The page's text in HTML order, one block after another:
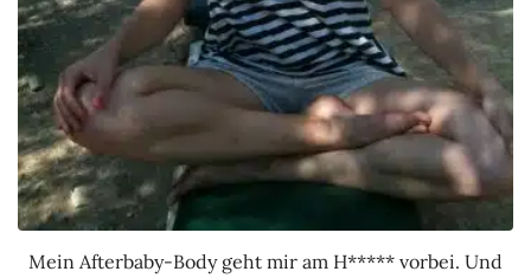
Mein Afterbaby-Body geht mir am H***** vorbei. Und